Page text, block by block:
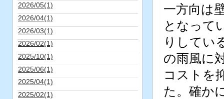
一方向は
となって
りしてい
の雨風に
コストを
た。確か
2026/05(1)
2026/04(1)
2026/03(1)
2026/02(1)
2025/10(1)
2025/06(1)
2025/04(1)
2025/02(1)